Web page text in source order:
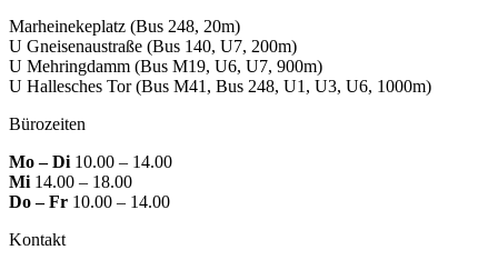
Marheinekeplatz (Bus 248, 20m)
U Gneisenaustraße (Bus 140, U7, 200m)
U Mehringdamm (Bus M19, U6, U7, 900m)
U Hallesches Tor(Bus M41, Bus 248, U1, U3, U6, 1000m)
Bürozeiten
Mo – Di10.00 – 14.00
Mi14.00 – 18.00
Do – Fr 10.00 – 14.00
Kontakt